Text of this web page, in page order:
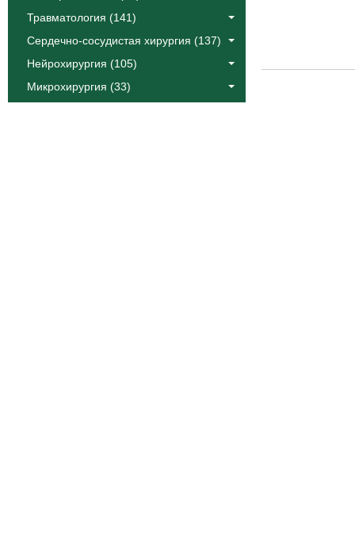
Травматология (141)
Сердечно-сосудистая хирургия (137)
Нейрохирургия (105)
Микрохирургия (33)